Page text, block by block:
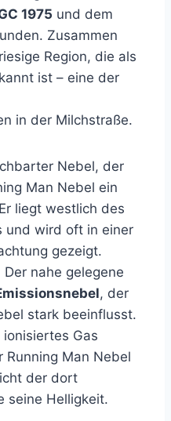
1975 und dem
Zusammen
Region, die als
ist – eine der
in der Milchstraße.
Nebel, der
Man Nebel ein
liegt westlich des
und wird oft in einer
gezeigt.
Der nahe gelegene
, der
stark beeinflusst.
Gas
Man Nebel
der dort
seine Helligkeit.